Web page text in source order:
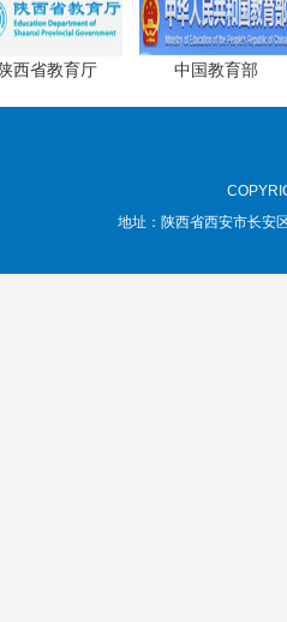
陕西省教育厅 中国教育部
地址：陕西省西安市长